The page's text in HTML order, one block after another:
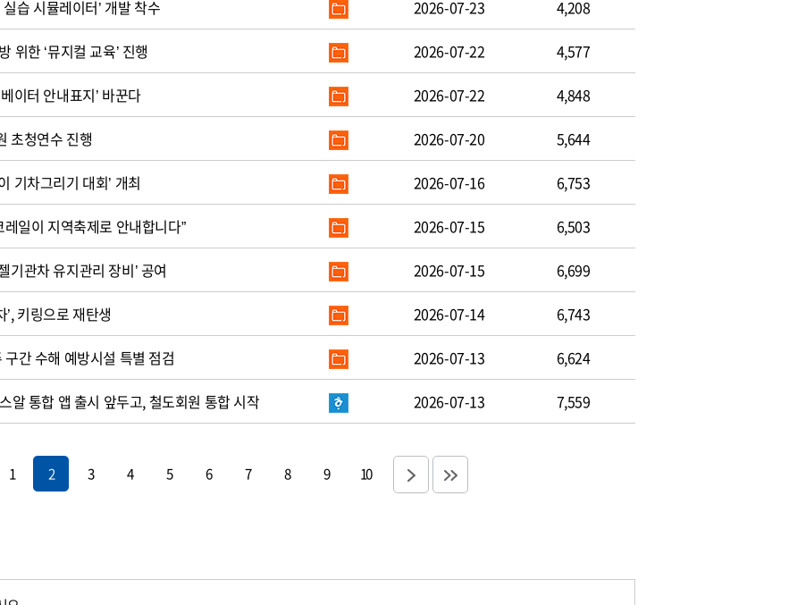
습 시뮬레이터’ 개발 착수 2026-07-23 4,208
위한 ‘뮤지컬 교육’ 진행 2026-07-22 4,577
이터 안내표지’ 바꾼다 2026-07-22 4,848
초청연수 진행 2026-07-20 5,644
기차그리기 대회’ 개최 2026-07-16 6,753
일이 지역축제로 안내합니다” 2026-07-15 6,503
기관차 유지관리 장비’ 공여 2026-07-15 6,699
키링으로 재탄생 2026-07-14 6,743
간 수해 예방시설 특별 점검 2026-07-13 6,624
알 통합 앱 출시 앞두고, 철도회원 통합 시작 2026-07-13 7,559
1 2 3 4 5 6 7 8 9 10